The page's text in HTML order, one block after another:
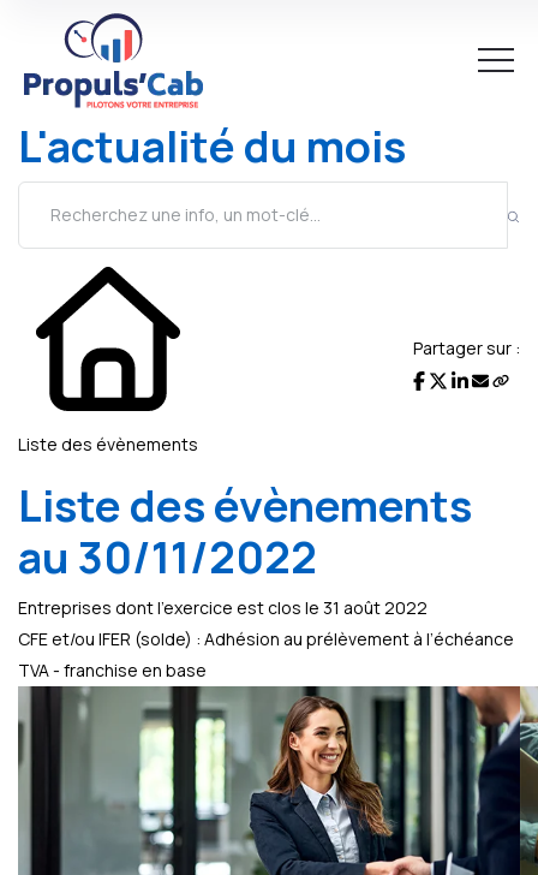
L'actualité du mois
Liste des évènements
Partager sur :
Liste des évènements
au 30/11/2022
Entreprises dont l'exercice est clos le 31 août 2022
CFE et/ou IFER (solde) : Adhésion au prélèvement à l’échéance
TVA - franchise en base